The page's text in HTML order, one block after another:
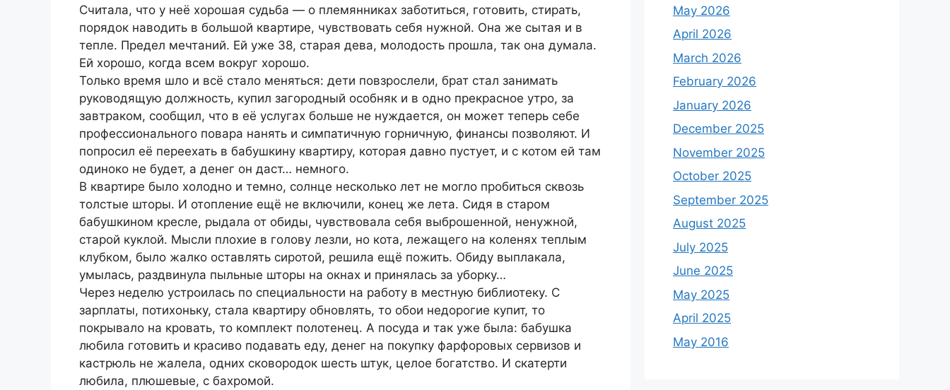
Считала, что у неё хорошая судьба — о племянниках заботиться, готовить, стирать,
порядок наводить в большой квартире, чувствовать себя нужной. Она же сытая и в
тепле. Предел мечтаний. Ей уже 38, старая дева, молодость прошла, так она думала.
Ей хорошо, когда всем вокруг хорошо.
Только время шло и всё стало меняться: дети повзрослели, брат стал занимать
руководящую должность, купил загородный особняк и в одно прекрасное утро, за
завтраком, сообщил, что в её услугах больше не нуждается, он может теперь себе
профессионального повара нанять и симпатичную горничную, финансы позволяют. И
попросил её переехать в бабушкину квартиру, которая давно пустует, и с котом ей там
одиноко не будет, а денег он даст… немного.
В квартире было холодно и темно, солнце несколько лет не могло пробиться сквозь
толстые шторы. И отопление ещё не включили, конец же лета. Сидя в старом
бабушкином кресле, рыдала от обиды, чувствовала себя выброшенной, ненужной,
старой куклой. Мысли плохие в голову лезли, но кота, лежащего на коленях теплым
клубком, было жалко оставлять сиротой, решила ещё пожить. Обиду выплакала,
умылась, раздвинула пыльные шторы на окнах и принялась за уборку…
Через неделю устроилась по специальности на работу в местную библиотеку. С
зарплаты, потихоньку, стала квартиру обновлять, то обои недорогие купит, то
покрывало на кровать, то комплект полотенец. А посуда и так уже была: бабушка
любила готовить и красиво подавать еду, денег на покупку фарфоровых сервизов и
кастрюль не жалела, одних сковородок шесть штук, целое богатство. И скатерти
любила, плюшевые, с бахромой.
May 2026
April 2026
March 2026
February 2026
January 2026
December 2025
November 2025
October 2025
September 2025
August 2025
July 2025
June 2025
May 2025
April 2025
May 2016